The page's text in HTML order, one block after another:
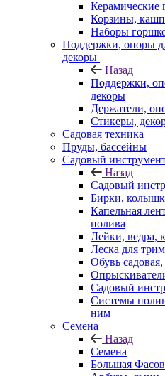
Керамические
Корзины,
Наборы
Поддержки, опоры
декоры
Назад
Поддержки,
декоры
Держатели,
Стикеры,
Садовая техника
Пруды, бассейны
Садовый
Назад
Садовый
Бирки,
Капельная
полива
Лейки, ведра,
Леска для
Обувь
Садовый
Системы
ним
Семена
Назад
Семена
Большая